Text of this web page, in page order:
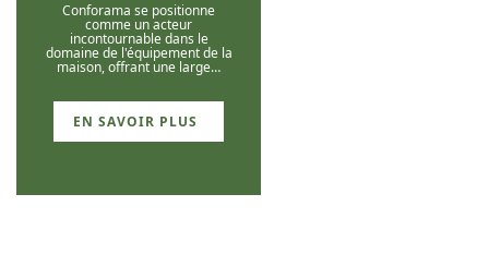
Conforama se positionne
comme un acteur
incontournable dans le
domaine de l'équipement de la
maison, offrant une large…
EN SAVOIR PLUS